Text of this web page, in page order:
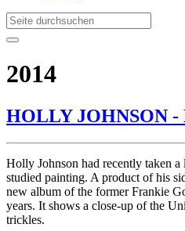
2014
HOLLY JOHNSON -
Holly Johnson had recently taken
studied painting. A product of his
new album of the former Frankie
years. It shows a close-up of the
trickles.